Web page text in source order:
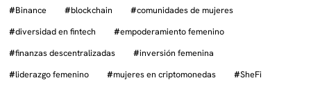
#Binance #blockchain #comunidades de mujeres
#diversidad en fintech #empoderamiento femenino
#finanzas descentralizadas #inversión femenina
#liderazgo femenino #mujeres en criptomonedas #SheFi